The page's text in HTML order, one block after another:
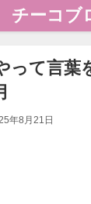
チーコブ
って言
年8月21日